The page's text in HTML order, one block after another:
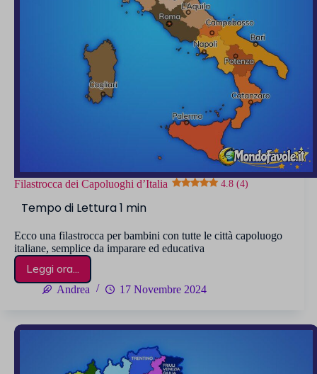
Filastrocca dei Capoluoghi d’Italia 4.8 (4)
Ecco una filastrocca per bambini con tutte le città capoluogo
italiane, semplice da imparare ed educativa
Leggi ora...
Filastrocca
dei
Andrea 17 Novembre 2024